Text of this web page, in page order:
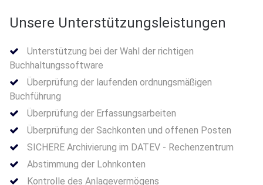
Unsere Unterstützungsleistungen
Unterstützung bei der Wahl der richtigen
Buchhaltungssoftware
Überprüfung der laufenden ordnungsmäßigen
Buchführung
Überprüfung der Erfassungsarbeiten
Überprüfung der Sachkonten und offenen Posten
SICHERE Archivierung im DATEV - Rechenzentrum
Abstimmung der Lohnkonten
Kontrolle des Anlagevermögens